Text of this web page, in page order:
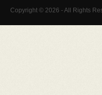
Copyright © 2026 - All Rights